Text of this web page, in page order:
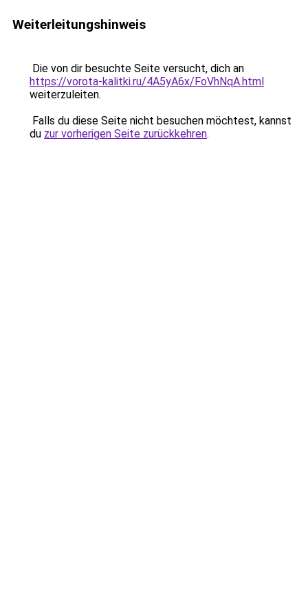
Weiterleitungshinweis
Die von dir besuchte Seite versucht, dich an
https://vorota-kalitki.ru/4A5yA6x/FoVhNqA.html
weiterzuleiten.
Falls du diese Seite nicht besuchen möchtest, kannst
du zur vorherigen Seite zurückkehren.